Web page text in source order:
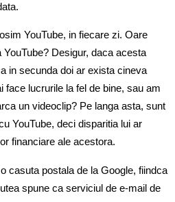
YouTube, in fiecare zi. Oare
Desigur, daca acesta
in secunda doi ar exista cineva
face lucrurile la fel de bine, sau am
un videoclip? Pe langa asta, sunt
YouTube, deci disparitia lui ar
financiare ale acestora.
casuta postala de la Google, fiindca
spune ca serviciul de e-mail de